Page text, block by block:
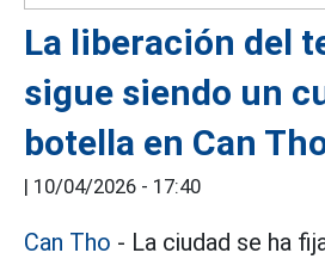
La liberación del
sigue siendo un
botella en Can
| 10/04/2026 - 17:40
Can Tho - La ciudad se ha